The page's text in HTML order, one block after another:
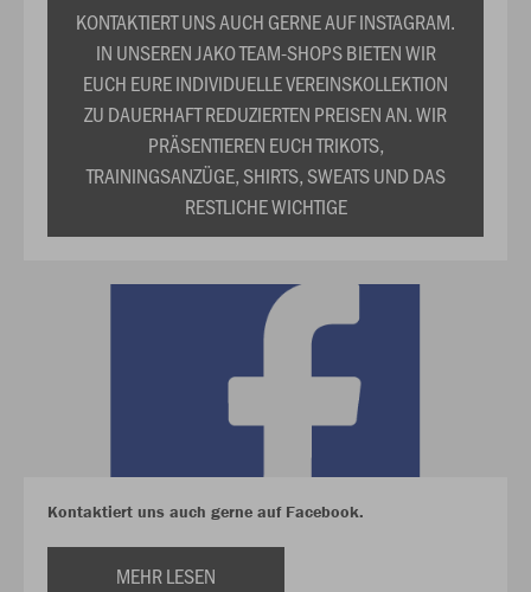
KONTAKTIERT UNS AUCH GERNE AUF INSTAGRAM.
IN UNSEREN JAKO TEAM-SHOPS BIETEN WIR
EUCH EURE INDIVIDUELLE VEREINSKOLLEKTION
ZU DAUERHAFT REDUZIERTEN PREISEN AN. WIR
PRÄSENTIEREN EUCH TRIKOTS,
TRAININGSANZÜGE, SHIRTS, SWEATS UND DAS
RESTLICHE WICHTIGE
Kontaktiert uns auch gerne auf Facebook.
MEHR LESEN